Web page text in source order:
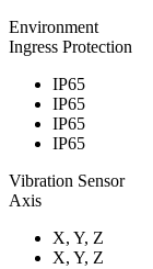
Environment
Ingress Protection
IP65
IP65
IP65
IP65
Vibration Sensor
Axis
X, Y, Z
X, Y, Z